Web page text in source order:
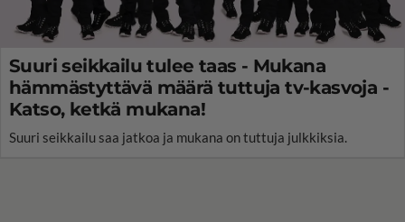
Suuri seikkailu tulee taas - Mukana
hämmästyttävä määrä tuttuja tv-kasvoja -
Katso, ketkä mukana!
Suuri seikkailu saa jatkoa ja mukana on tuttuja julkkiksia.